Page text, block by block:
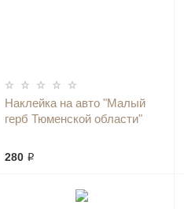
Наклейка на авто "Малый
герб Тюменской области"
280 ₽